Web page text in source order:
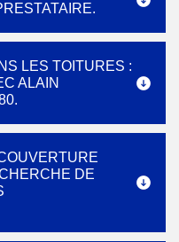
LES TOITURES :
ALAIN
DE